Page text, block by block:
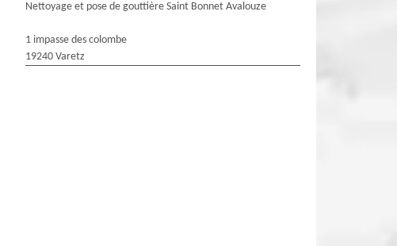
Nettoyage et pose de gouttière Saint Bonnet Avalouze
1 impasse des colombe
19240 Varetz